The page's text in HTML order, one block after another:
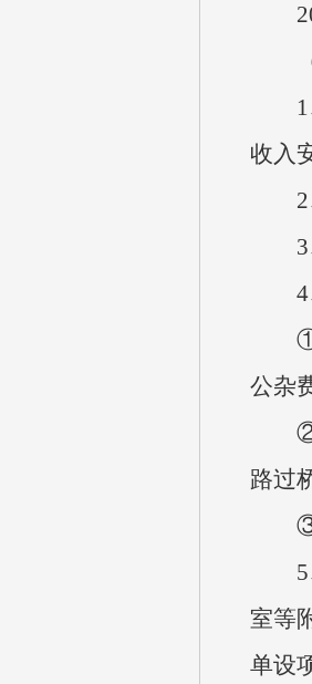
1、
收入
2、
3、
4、
①因
公杂
②公
路过
③公
5、
室等
单设